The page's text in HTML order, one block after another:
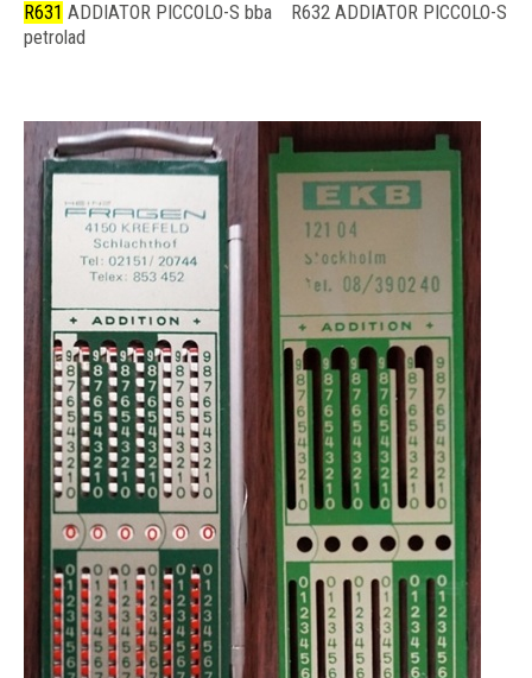
R631 ADDIATOR PICCOLO-S bba R632 ADDIATOR PICCOLO-S
petrolad